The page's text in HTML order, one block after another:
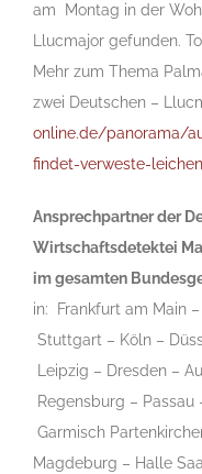
am Montag in der
Llucmajor gefunden.
Mehr zum Thema
zwei Deutschen –
online.de/panorama/
findet-verweste-
Ansprechpartner der
Wirtschaftsdetektei
im gesamten
in:
Frankfurt am Main –
Stuttgart – Köln –
Leipzig – Dresden –
Regensburg – Passau
Garmisch
Magdeburg – Halle